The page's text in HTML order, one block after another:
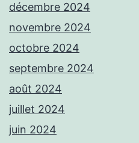
décembre 2024
novembre 2024
octobre 2024
septembre 2024
août 2024
juillet 2024
juin 2024